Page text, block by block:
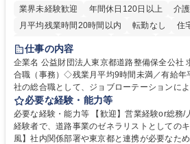
業界未経験歓迎
年間休日120日以上
介
月平均残業時間20時間以内
転勤なし 住
研修あり
退職金あり
駅近5分以内
資格取得手当あり 食事補
仕事の内容
企業名 公益財団法人東京都道路整備保全公社 求人名 【都庁グループ】総
合職（事務）◇残業月平均9時間未満／有給年平均16日取
社の総合職として、ジョブローテーションに
等のフロント部門の部署等幅広い部署での業
制度やキャリア支援が充実しております！ ※下記業務詳
管理部門：広報、人事、経理など当公社の運
門：駐車場の新規開拓、管理運営、新宿駅西
必要な経験・能力等
必要な経験・能力等 【歓迎】営業経験or総務/
経験者で、道路事業のゼネラリストとしての
風】社内関係部署や東京都と連携が必要なた